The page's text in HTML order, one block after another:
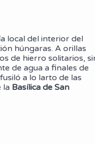
local del interior del
húngaras. A orillas
de hierro solitarios,
de agua a finales de
a lo larto de las
la Basílica de San